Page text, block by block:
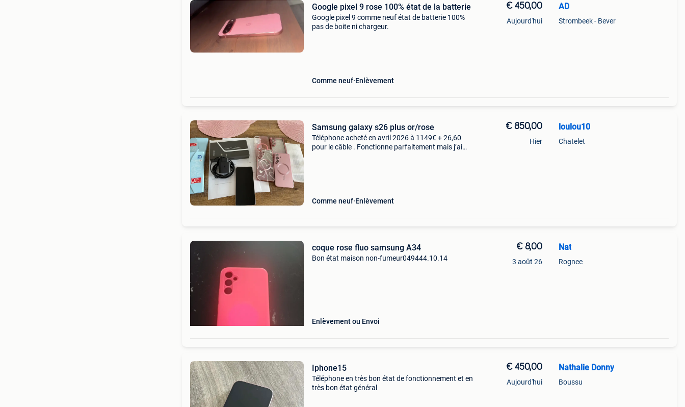
Google pixel 9 rose 100% état de la batterie
Google pixel 9 comme neuf état de batterie 100%
pas de boite ni chargeur.
Comme neuf Enlèvement
€ 450,00
Aujourd'hui
AD
Strombeek - Bever
Samsung galaxy s26 plus or/rose
Téléphone acheté en avril 2026 à 1149€ + 26,60
pour le câble . Fonctionne parfaitement mais j’ai
Comme neuf Enlèvement
€ 850,00
Hier
loulou10
Chatelet
coque rose fluo samsung A34
Bon état maison non-fumeur049444.10.14
Enlèvement ou Envoi
€ 8,00
3 août 26
Nat
Rognee
Iphone15
Téléphone en très bon état de fonctionnement et en
très bon état général
€ 450,00
Aujourd'hui
Nathalie Donny
Boussu